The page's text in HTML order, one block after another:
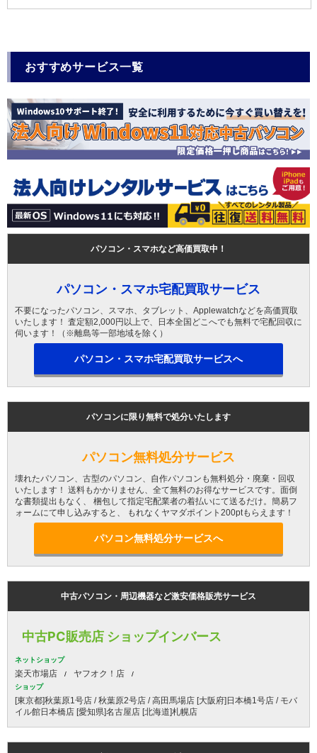
おすすめサービス一覧
パソコン・スマホなど高価買取中！
パソコン・スマホ宅配買取サービス
不要になったパソコン、スマホ、タブレット、Applewatchなどを高価買取
いたします！ 査定額2,000円以上で、日本全国どこへでも無料で宅配回収に
伺います！（※離島等一部地域を除く）
パソコン・スマホ宅配買取サービスへ
パソコンに限り無料で処分いたします
パソコン無料処分サービス
壊れたパソコン、古型のパソコン、自作パソコンも無料処分・廃棄・回収
いたします！ 送料もかかりません、全て無料のお得なサービスです。面倒
な書類提出もなく、 梱包して指定宅配業者の着払いにて送るだけ。簡易フ
ォームにて申し込みすると、 もれなくヤマダポイント200ptもらえます！
パソコン無料処分サービスへ
中古パソコン・周辺機器など激安価格販売サービス
中古PC販売店 ショップインバース
ネットショップ
楽天市場店 ヤフオク！店
ショップ
[東京都]秋葉原1号店 / 秋葉原2号店 / 高田馬場店 [大阪府]日本橋1号店 / モバ
イル館日本橋店 [愛知県]名古屋店 [北海道]札幌店